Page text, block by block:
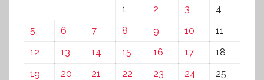
1
2 3
4
5
6 7 8 9 10
11
12
13 14 15 16 17
18
19
20 21 22 23 24
25